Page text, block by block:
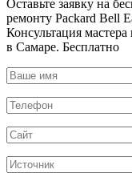
Оставьте заявку на
ремонту Packard Bell
Консультация
в Самаре. Бесплатно